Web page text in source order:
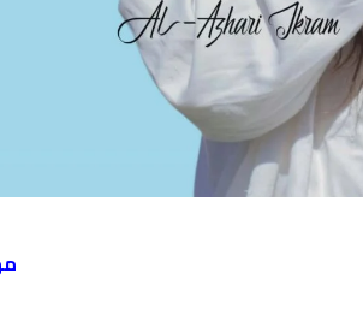
مهدي منصور